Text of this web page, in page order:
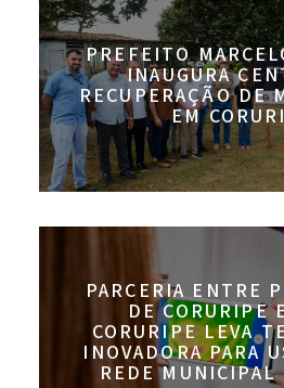
PREFEITO
INAUGURA
RECUPERAÇÃO DE
EM
PARCERIA ENTRE
DE CORURIPE
CORURIPE LEVA
INOVADORA PARA
REDE MUNICIPAL